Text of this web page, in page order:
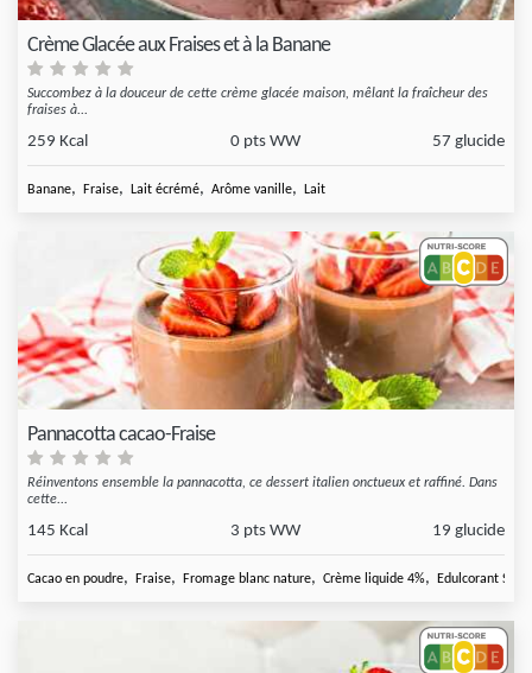
Crème Glacée aux Fraises et à la Banane
Succombez à la douceur de cette crème glacée maison, mêlant la fraîcheur des
fraises à...
259 Kcal 0 pts WW 57 glucide
Banane, Fraise, Lait écrémé, Arôme vanille, Lait
Pannacotta cacao-Fraise
Réinventons ensemble la pannacotta, ce dessert italien onctueux et raffiné. Dans
cette...
145 Kcal 3 pts WW 19 glucide
Cacao en poudre, Fraise, Fromage blanc nature, Crème liquide 4%, Edulcorant